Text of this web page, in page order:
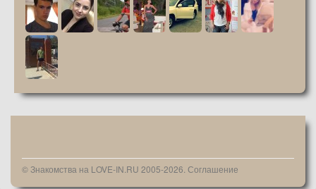
© Знакомства на LOVE-IN.RU 2005-2026. Соглашение